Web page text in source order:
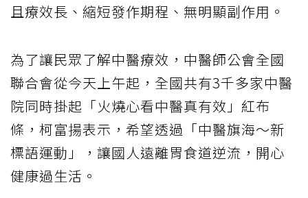
且療效長、縮短發作期程、無明顯副作用。
為了讓民眾了解中醫療效，中醫師公會全國
聯合會從今天上午起，全國共有3千多家中醫
院同時掛起「火燒心看中醫真有效」紅布
條，柯富揚表示，希望透過「中醫旗海～新
標語運動」，讓國人遠離胃食道逆流，開心
健康過生活。